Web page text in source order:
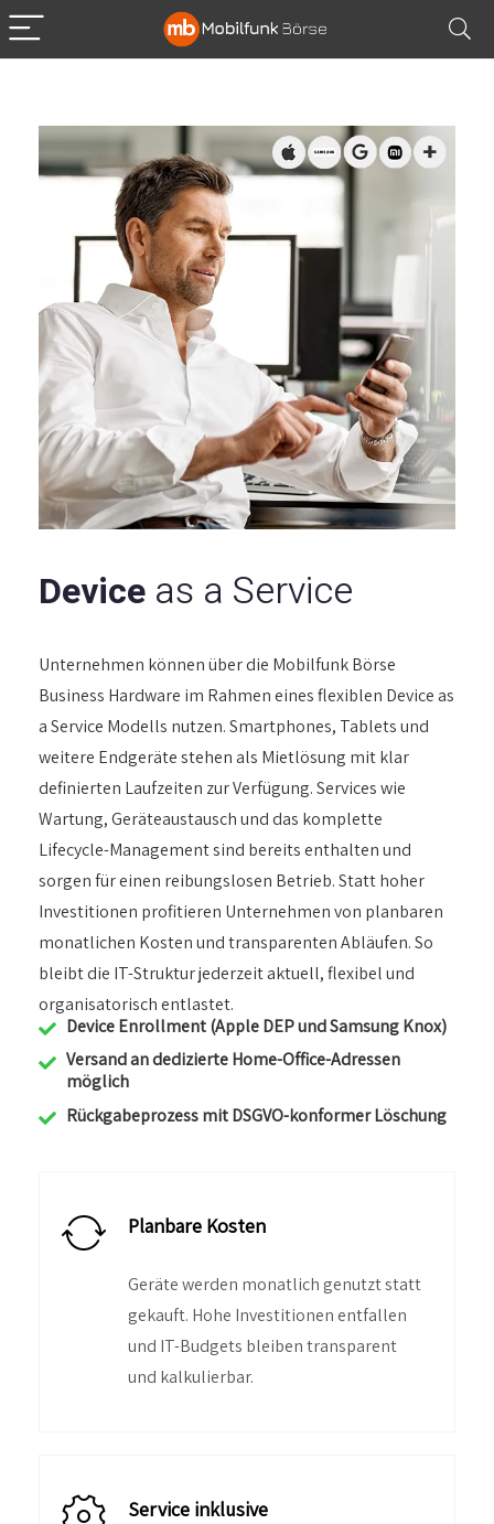
Device as a Service
Unternehmen können über die Mobilfunk Börse
Business Hardware im Rahmen eines flexiblen Device as
a Service Modells nutzen. Smartphones, Tablets und
weitere Endgeräte stehen als Mietlösung mit klar
definierten Laufzeiten zur Verfügung. Services wie
Wartung, Geräteaustausch und das komplette
Lifecycle-Management sind bereits enthalten und
sorgen für einen reibungslosen Betrieb. Statt hoher
Investitionen profitieren Unternehmen von planbaren
monatlichen Kosten und transparenten Abläufen. So
bleibt die IT-Struktur jederzeit aktuell, flexibel und
organisatorisch entlastet.
Device Enrollment (Apple DEP und Samsung Knox)
Versand an dedizierte Home-Office-Adressen
möglich
Rückgabeprozess mit DSGVO-konformer Löschung
Planbare Kosten
Geräte werden monatlich genutzt statt
gekauft. Hohe Investitionen entfallen
und IT-Budgets bleiben transparent
und kalkulierbar.
Service inklusive